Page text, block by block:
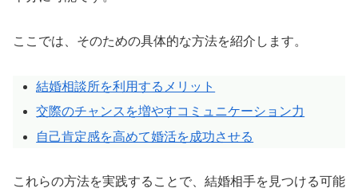
ここでは、そのための具体的な方法を紹介します。
結婚相談所を利用するメリット
交際のチャンスを増やすコミュニケーション力
自己肯定感を高めて婚活を成功させる
これらの方法を実践することで、結婚相手を見つける可能